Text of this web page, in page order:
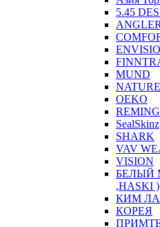
5.45
ANGLER
MUND
OEKO
SealSkinz
SHARK
VAV
VISION
БЕЛЫЙ
,HASKI )
КИМ
КОРЕЯ